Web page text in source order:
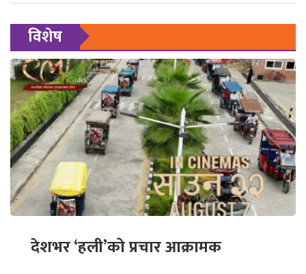
विशेष
देशभर ‘हली’को प्रचार आक्रामक